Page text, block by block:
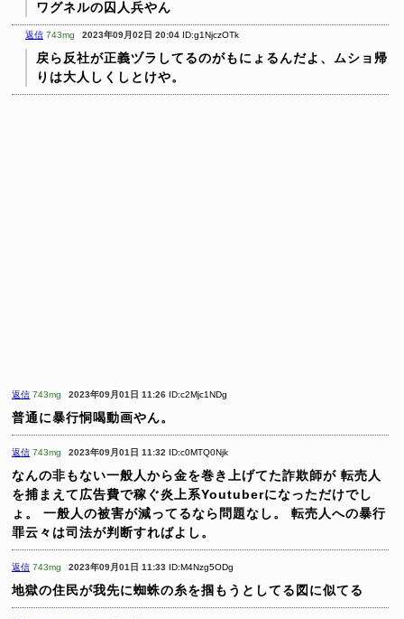
ワグネルの囚人兵やん
返信 743mg 2023年09月02日 20:04 ID:g1NjczOTk
戻ら反社が正義ヅラしてるのがもにょるんだよ、ムショ帰
りは大人しくしとけや。
返信 743mg 2023年09月01日 11:26 ID:c2Mjc1NDg
普通に暴行恫喝動画やん。
返信 743mg 2023年09月01日 11:32 ID:c0MTQ0Njk
なんの非もない一般人から金を巻き上げてた詐欺師が 転売人
を捕まえて広告費で稼ぐ炎上系Youtuberになっただけでし
ょ。
一般人の被害が減ってるなら問題なし。
転売人への暴行
罪云々は司法が判断すればよし。
返信 743mg 2023年09月01日 11:33 ID:M4Nzg5ODg
地獄の住民が我先に蜘蛛の糸を掴もうとしてる図に似てる